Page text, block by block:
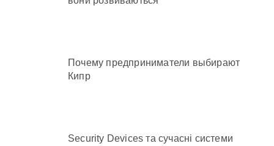
Почему предприниматели выбирают
Кипр
Security Devices та сучасні системи